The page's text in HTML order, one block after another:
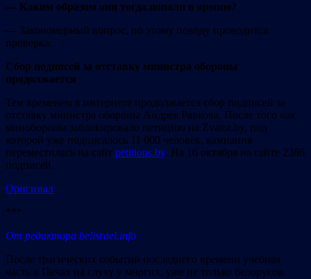
— Каким образом они тогда попали в армию?
— Закономерный вопрос, по этому поводу проводится
проверка.
Сбор подписей за отставку министра обороны
продолжается
Тем временем в интернете продолжается сбор подписей за
отставку министра обороны Андрея Равкова. После того как
минобороны заблокировало петицию на Zvarot.by, под
которой уже подписалось 11 000 человек, кампания
переместилась на сайт petitions.by. На 16 октября на сайте 2386
подписей.
Оригинал
***
От редактора belisrael.info
После трагических событий последнего времени учебная
часть в Печах на слуху у многих, уже не только белорусов.